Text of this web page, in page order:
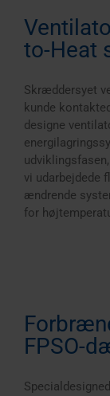
to-Heat
Skræddersyet
kunde
designe
vi udarbejdede
ændrende
for
FPSO-